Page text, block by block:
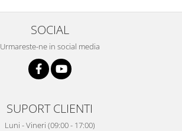
SOCIAL
Urmareste-ne in social media
SUPORT CLIENTI
Luni - Vineri (09:00 - 17:00)